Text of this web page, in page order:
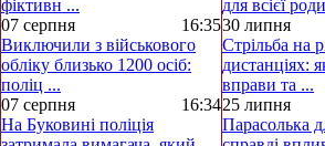
фіктивн ...
07 серпня
16:35
Виключили з військового
обліку близько 1200 осіб:
поліц ...
07 серпня
16:34
На Буковині поліція
для всієї
30 липня
Стрільба на
дистанціях:
вправи та ...
25 липня
Парасолька